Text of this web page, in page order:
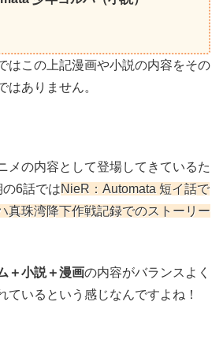
はこの上記漫画や小説の内容をその
はありません。
メの内容として登場してきているた
6話ではNieR：Automata 短イ話で
真珠湾降下作戦記録でのストーリー
＋小説＋漫画の内容がバランスよく
ているという感じなんですよね！